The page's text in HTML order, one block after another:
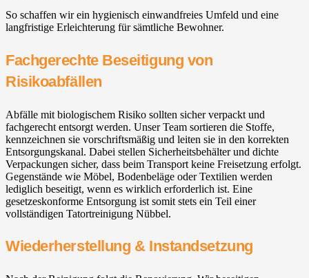
So schaffen wir ein hygienisch einwandfreies Umfeld und eine
langfristige Erleichterung für sämtliche Bewohner.
Fachgerechte Beseitigung von
Risikoabfällen
Abfälle mit biologischem Risiko sollten sicher verpackt und
fachgerecht entsorgt werden. Unser Team sortieren die Stoffe,
kennzeichnen sie vorschriftsmäßig und leiten sie in den korrekten
Entsorgungskanal. Dabei stellen Sicherheitsbehälter und dichte
Verpackungen sicher, dass beim Transport keine Freisetzung erfolgt.
Gegenstände wie Möbel, Bodenbeläge oder Textilien werden
lediglich beseitigt, wenn es wirklich erforderlich ist. Eine
gesetzeskonforme Entsorgung ist somit stets ein Teil einer
vollständigen Tatortreinigung Nübbel.
Wiederherstellung & Instandsetzung